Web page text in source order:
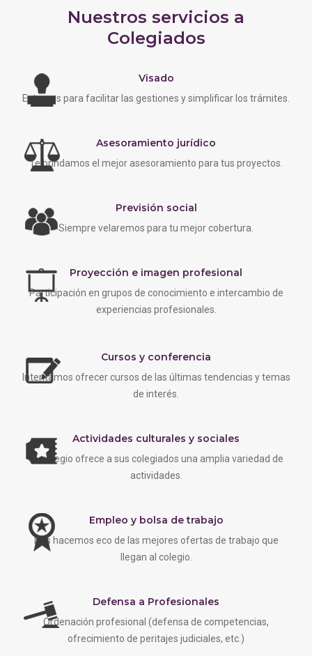
Nuestros servicios a
Colegiados
Visado
Estamos para facilitar las gestiones y simplificar los trámites.
Asesoramiento jurídico
Te brindamos el mejor asesoramiento para tus proyectos.
Previsión social
Siempre velaremos para tu mejor cobertura.
Proyección e imagen profesional
Participación en grupos de conocimiento e intercambio de
experiencias profesionales.
Cursos y conferencia
Intentamos ofrecer cursos de las últimas tendencias y temas
de interés.
Actividades culturales y sociales
EL colegio ofrece a sus colegiados una amplia variedad de
actividades.
Empleo y bolsa de trabajo
Nos hacemos eco de las mejores ofertas de trabajo que
llegan al colegio.
Defensa a Profesionales
Ordenación profesional (defensa de competencias,
ofrecimiento de peritajes judiciales, etc.)